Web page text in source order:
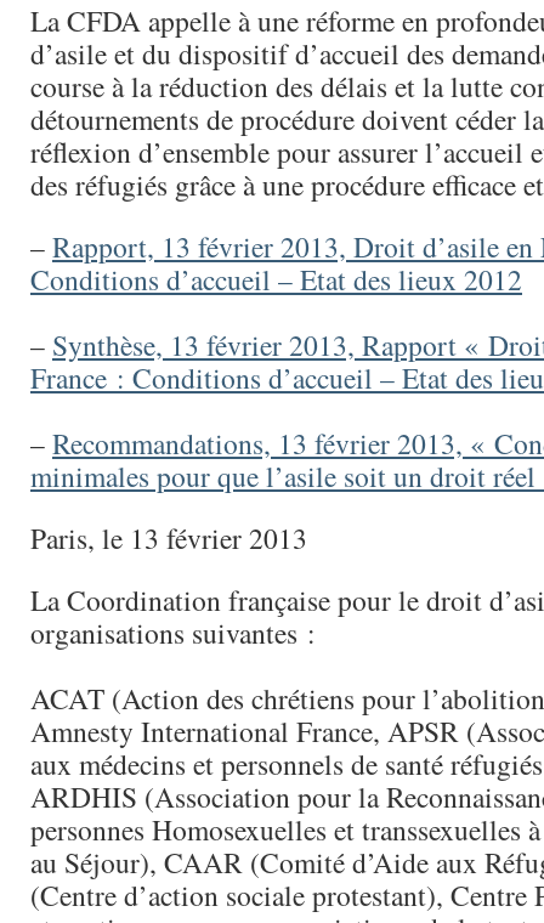
La CFDA appelle à une réforme en
d’asile et du dispositif d’accueil des
course à la réduction des délais et la lutte
détournements de procédure doivent céder
réflexion d’ensemble pour assurer l’accueil
des réfugiés grâce à une procédure efficace
–Rapport, 13 février 2013, Droit d’asile en
Conditions d’accueil – Etat des lieux 2012
– Synthèse, 13 février 2013, Rapport «
France : Conditions d’accueil – Etat des
–Recommandations, 13 février 2013, «
minimales pour que l’asile soit un droit
Paris, le 13 février 2013
La Coordination française pour le droit
organisations suivantes :
ACAT (Action des chrétiens pour
Amnesty International France, APSR
aux médecins et personnels de santé
ARDHIS (Association pour la
personnes Homosexuelles et transsexuelles
au Séjour), CAAR (Comité d’Aide aux
(Centre d’action sociale protestant),